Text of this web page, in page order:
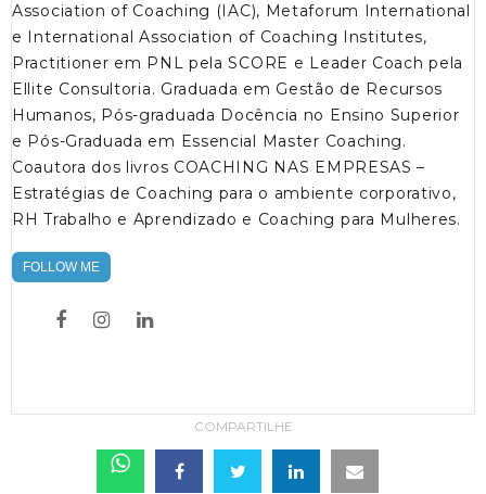
Association of Coaching (IAC), Metaforum International
e International Association of Coaching Institutes,
Practitioner em PNL pela SCORE e Leader Coach pela
Ellite Consultoria. Graduada em Gestão de Recursos
Humanos, Pós-graduada Docência no Ensino Superior
e Pós-Graduada em Essencial Master Coaching.
Coautora dos livros COACHING NAS EMPRESAS –
Estratégias de Coaching para o ambiente corporativo,
RH Trabalho e Aprendizado e Coaching para Mulheres.
FOLLOW ME
COMPARTILHE